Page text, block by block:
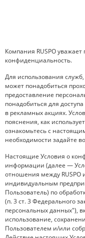
Компания RUSPO
конфиденциальность.
Для использования
может понадобиться
предоставление
понадобиться для
в рекламных акциях.
пояснения, как
ознакомьтесь с
необходимости задайте
Настоящие Условия о
информации (далее —
отношения между
индивидуальным
Пользователь) по
(п. 3 ст. 3 Федерального
персональных данных"),
использование,
Пользователем и/или